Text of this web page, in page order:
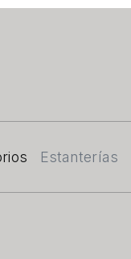
Estanterías